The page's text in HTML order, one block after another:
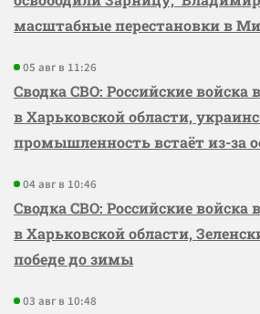
масштабные перестановки в
05 авг в 11:26
Сводка СВО: Российские войска
в Харьковской области,
промышленность встаёт из-за
04 авг в 10:46
Сводка СВО: Российские войска
в Харьковской области,
победе до зимы
03 авг в 10:48